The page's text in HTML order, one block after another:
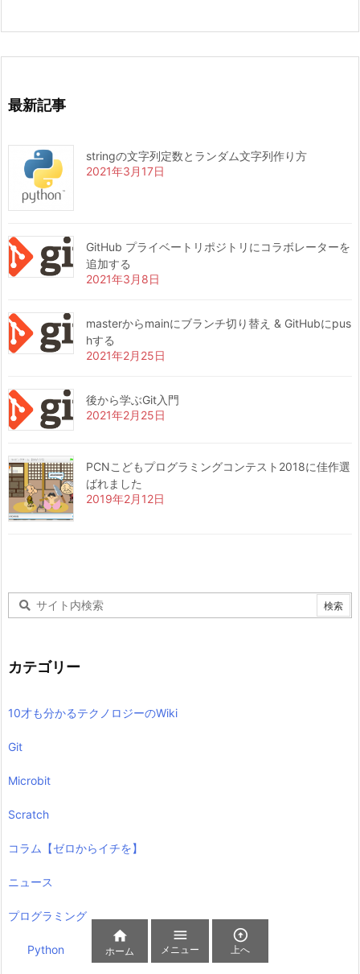
最新記事
stringの文字列定数とランダム文字列作り方
2021年3月17日
GitHub プライベートリポジトリにコラボレーターを
追加する
2021年3月8日
masterからmainにブランチ切り替え & GitHubにpus
hする
2021年2月25日
後から学ぶGit入門
2021年2月25日
PCNこどもプログラミングコンテスト2018に佳作選
ばれました
2019年2月12日
カテゴリー
10才も分かるテクノロジーのWiki
Git
Microbit
Scratch
コラム【ゼロからイチを】
ニュース
プログラミング
Python

ホーム

メニュー

上へ